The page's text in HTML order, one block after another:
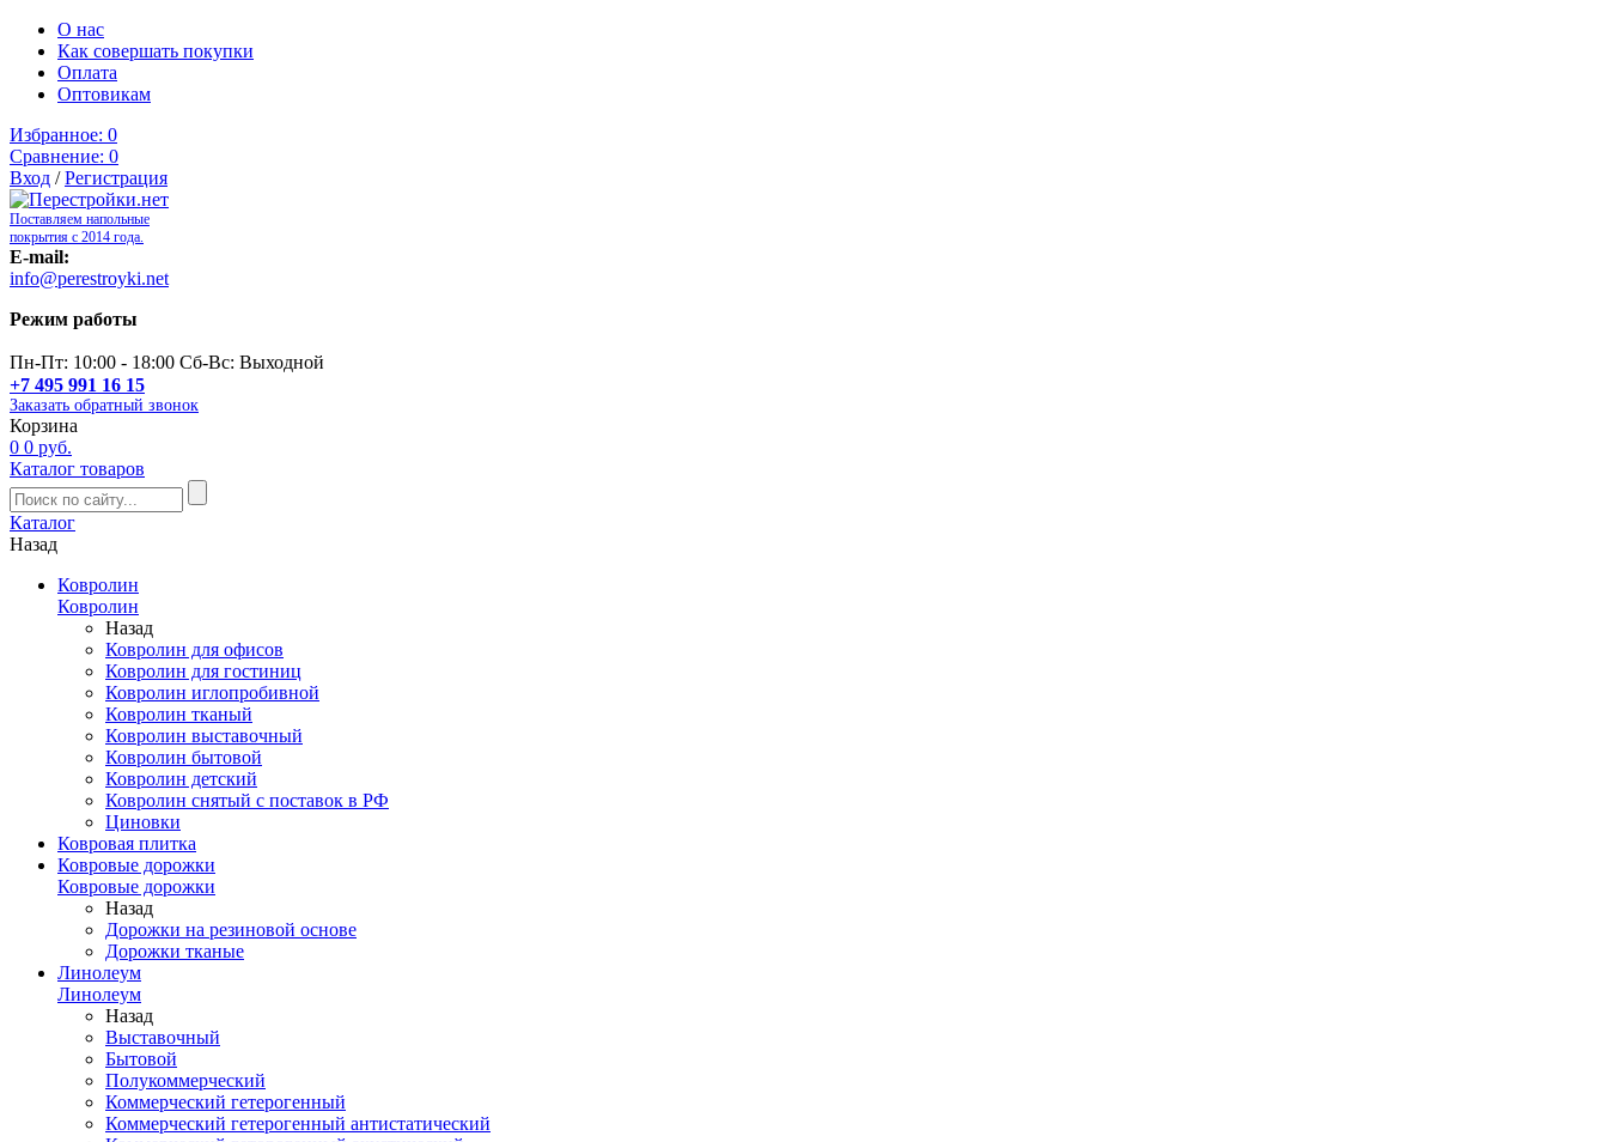
О нас
Как совершать покупки
Оплата
Оптовикам
Избранное: 0
Сравнение: 0
Вход /Регистрация
Поставляем напольные
покрытия с 2014 года.
E-mail:
info@perestroyki.net
Режим работы
Пн-Пт: 10:00 - 18:00 Сб-Вс: Выходной
+7 495 991 16 15
Заказать обратный звонок
Корзина
0 0 руб.
Каталог товаров
Каталог
Назад
Ковролин
Ковролин
Назад
Ковролин для офисов
Ковролин для гостиниц
Ковролин иглопробивной
Ковролин тканый
Ковролин выставочный
Ковролин бытовой
Ковролин детский
Ковролин снятый с поставок в РФ
Циновки
Ковровая плитка
Ковровые дорожки
Ковровые дорожки
Назад
Дорожки на резиновой основе
Дорожки тканые
Линолеум
Линолеум
Назад
Выставочный
Бытовой
Полукоммерческий
Коммерческий гетерогенный
Коммерческий гетерогенный антистатический